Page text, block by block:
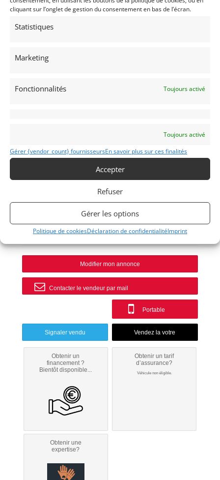
cliquant sur l’onglet de gestion du consentement en bas de l’écran.
Statistiques
Marketing
Fonctionnalités Toujours activé
Toujours activé
Gérer {vendor_count} fournisseursEn savoir plus sur ces finalités
Accepter
Refuser
Gérer les options
Politique de cookiesDéclaration de confidentialitéImprint
(3 volets)
Voir les 161 annonces de
AUTO
Huy
Modifier mon annonce
Contacter le vendeur par mail
Portable
Signaler vendu
Obtenir un
financement ?
Bientôt disponible...
Obtenir un tarif
d’assurance?
Véhicule non éligible.
Obtenir une
expertise?